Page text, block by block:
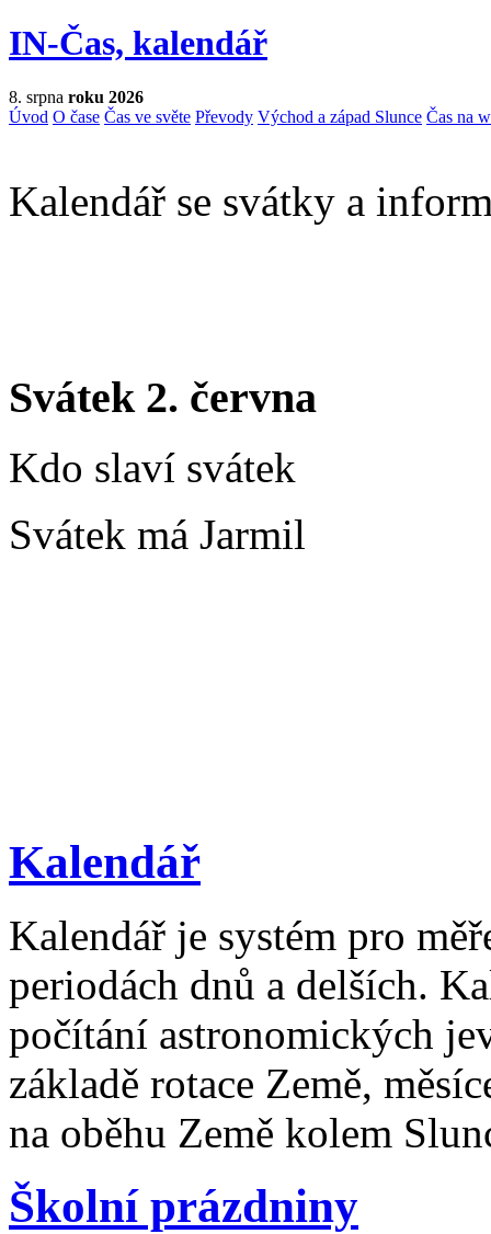
IN-Čas, kalendář
8. srpna roku 2026
Úvod O čase Čas ve světe Převody Východ a západ Slunce Čas na
Kalendář se svátky a
Svátek 2. června
Kdo slaví svátek
Svátek má Jarmil
Kalendář
Kalendář je systém pro
periodách dnů a delších.
počítání astronomických
základě rotace Země,
na oběhu Země kolem
Školní prázdniny